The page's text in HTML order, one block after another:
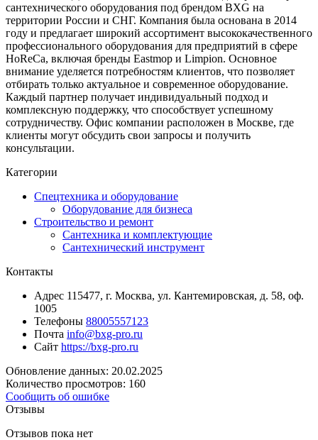
сантехнического оборудования под брендом BXG на
территории России и СНГ. Компания была основана в 2014
году и предлагает широкий ассортимент высококачественного
профессионального оборудования для предприятий в сфере
HoReCa, включая бренды Eastmop и Limpion. Основное
внимание уделяется потребностям клиентов, что позволяет
отбирать только актуальное и современное оборудование.
Каждый партнер получает индивидуальный подход и
комплексную поддержку, что способствует успешному
сотрудничеству. Офис компании расположен в Москве, где
клиенты могут обсудить свои запросы и получить
консультации.
Категории
Спецтехника и оборудование
Оборудование для бизнеса
Строительство и ремонт
Сантехника и комплектующие
Сантехнический инструмент
Контакты
Адрес 115477, г. Москва, ул. Кантемировская, д. 58, оф.
1005
Телефоны 88005557123
Почта info@bxg-pro.ru
Сайт https://bxg-pro.ru
Обновление данных: 20.02.2025
Количество просмотров: 160
Сообщить об ошибке
Отзывы
Отзывов пока нет